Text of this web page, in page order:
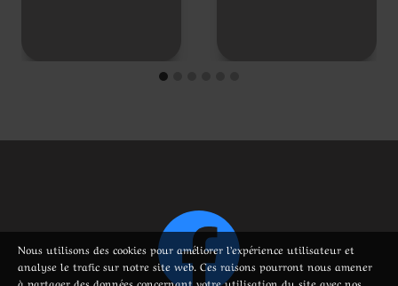
Nous utilisons des cookies pour améliorer l’expérience utilisateur et
analyse le trafic sur notre site web. Ces raisons pourront nous amener
à partager des données concernant votre utilisation du site avec nos